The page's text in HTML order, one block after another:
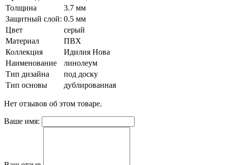
Толщина
3.7 мм
Защитный слой: 0.5 мм
Цвет
серый
Материал
ПВХ
Коллекция
Идилия Нова
Наименование
линолеум
Тип дизайна
под доску
Тип основы
дублированная
Нет отзывов об этом товаре.
Ваше имя: